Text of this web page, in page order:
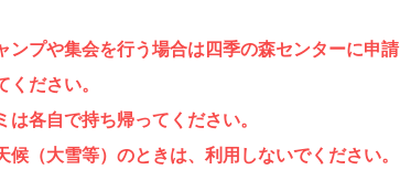
ンプや集会を行う場合は四季の森センターに申請
ださい。
各自で持ち帰ってください。
（大雪等）のときは、利用しないでください。